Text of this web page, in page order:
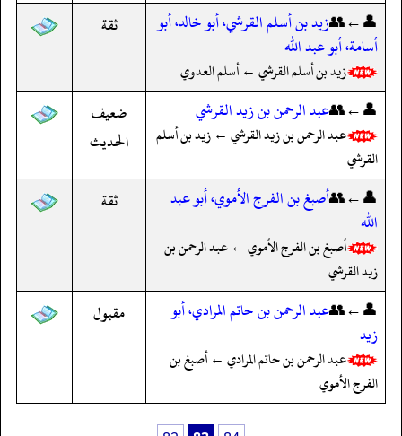
👤←👥زيد بن أسلم القرشي، أبو خالد، أبو
أسامة، أبو عبد الله
زيد بن أسلم القرشي ← أسلم العدوي
ثقة
👤←👥عبد الرحمن بن زيد القرشي
عبد الرحمن بن زيد القرشي ← زيد بن أسلم
القرشي
ضعيف
الحديث
👤←👥أصبغ بن الفرج الأموي، أبو عبد
الله
أصبغ بن الفرج الأموي ← عبد الرحمن بن
زيد القرشي
ثقة
👤←👥عبد الرحمن بن حاتم المرادي، أبو
زيد
عبد الرحمن بن حاتم المرادي ← أصبغ بن
الفرج الأموي
مقبول